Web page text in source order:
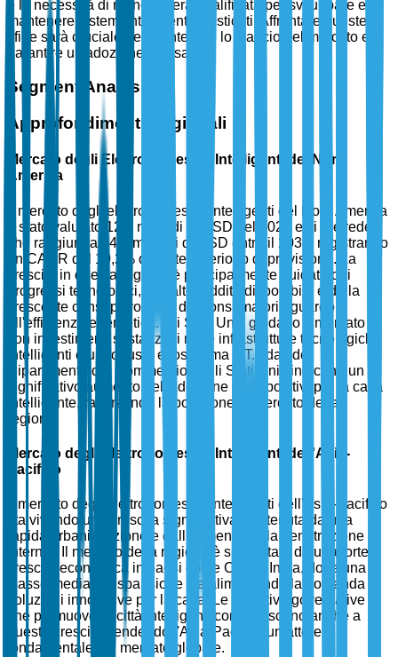
e la necessità di manodopera qualificata per sviluppare e
mantenere sistemi intelligenti sofisticati. Affrontare queste
sfide sarà cruciale per mantenere lo slancio del mercato e
garantire un'adozione diffusa.
Segment Analysis
Approfondimenti Regionali
Mercato degli Elettrodomestici Intelligenti del Nord
America
Il mercato degli elettrodomestici intelligenti del Nord America
è stato valutato 12,3 miliardi di USD nel 2025 e si prevede
che raggiunga 34,8 miliardi di USD entro il 2035, registrando
un CAGR del 10,2% durante il periodo di previsione. La
crescita in questa regione è principalmente guidata dai
progressi tecnologici, dall'alto reddito disponibile e dalla
crescente consapevolezza dei consumatori riguardo
all'efficienza energetica. Gli Stati Uniti guidano il mercato
con investimenti sostanziali nelle infrastrutture tecnologiche
intelligenti e un robusto ecosistema IoT. I dati del
Dipartimento del Commercio degli Stati Uniti indicano un
significativo aumento nell'adozione di dispositivi per la casa
intelligente, rafforzando la posizione di mercato della
regione.
Mercato degli Elettrodomestici Intelligenti dell'Asia-
Pacifico
Il mercato degli elettrodomestici intelligenti dell'Asia-Pacifico
sta vivendo una crescita significativa, sostenuta da una
rapida urbanizzazione e dall'aumento della penetrazione di
Internet. Il mercato della regione è supportato da una forte
crescita economica in paesi come Cina e India, dove una
classe media in espansione sta alimentando la domanda di
soluzioni innovative per la casa. Le iniziative governative
che promuovono città intelligenti contribuiscono anche a
questa crescita, rendendo l'Asia-Pacifico un attore
fondamentale nel mercato globale.